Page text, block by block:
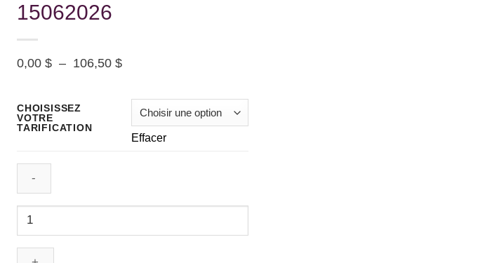
15062026
0,00 $ – 106,50 $Plage
prix :
0,00 $
CHOISISSEZ
VOTRE
TARIFICATION
Effacer
quantité
Ticket: